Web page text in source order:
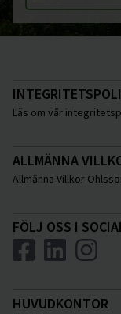
Läs om vår
ALLMÄNNA
Allmänna Villkor
FÖLJ OSS I
HUVUDKONTOR